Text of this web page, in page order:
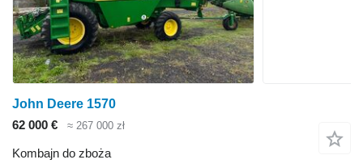
John Deere 1570
62 000 €
≈ 267 000 zł
Kombajn do zboża